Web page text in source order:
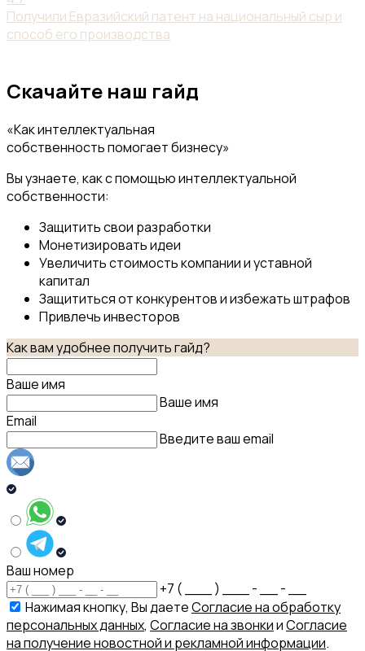
Получили Евразийский патент на национальный сыр и
способ его производства
Скачайте наш гайд
«Как интеллектуальная
собственность помогает бизнесу»
Вы узнаете, как с помощью интеллектуальной
собственности:
Защитить свои разработки
Монетизировать идеи
Увеличить стоимость компании и уставной
капитал
Защититься от конкурентов и избежать штрафов
Привлечь инвесторов
Как вам удобнее получить гайд?
Ваше имя
Ваше имя
Email
Введите ваш email
Ваш номер
+7 ( ___ ) ___ - __ - __
Нажимая кнопку, Вы даетеСогласие на обработку
персональных данных, Согласие на звонкииСогласие
на получение новостной и рекламной информации.